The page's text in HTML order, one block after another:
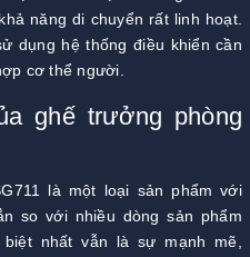
năng di chuyển rất linh hoạt.
dụng hệ thống điều khiển cần
cơ thể người.
ghế trưởng phòng
là một loại sản phẩm với
so với nhiều dòng sản phẩm
nhất vẫn là sự mạnh mẽ,